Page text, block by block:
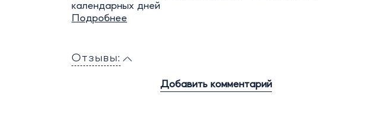
календарных дней
Подробнее
Отзывы:
Добавить комментарий